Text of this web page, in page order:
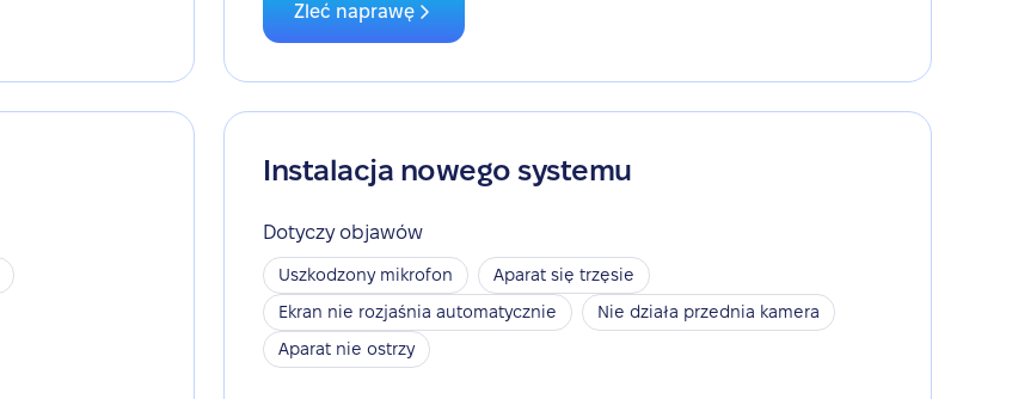
Zleć naprawę
Instalacja nowego systemu
Dotyczy objawów
Uszkodzony mikrofon
Aparat się trzęsie
Ekran nie rozjaśnia automatycznie
Nie działa przednia kamera
Aparat nie ostrzy